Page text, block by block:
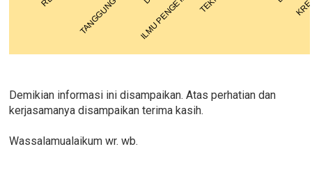
Demikian informasi ini disampaikan. Atas perhatian dan
kerjasamanya disampaikan terima kasih.
Wassalamualaikum wr. wb.